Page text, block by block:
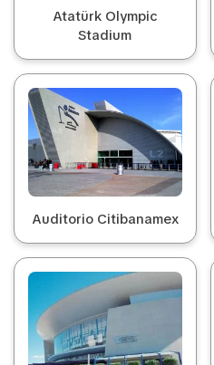
Atatürk Olympic
Stadium
Auditorio Citibanamex